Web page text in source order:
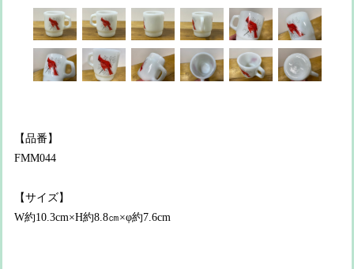
【品番】
FMM044
【サイズ】
W約10.3cm×H約8.8㎝×φ約7.6cm